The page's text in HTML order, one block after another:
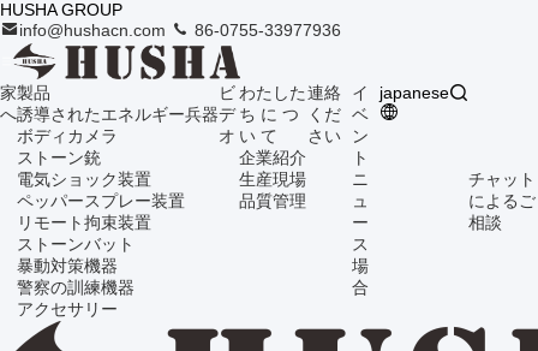
HUSHA GROUP
info@hushacn.com
86-0755-33977936
家
へ
製品
誘導されたエネルギー兵器
ボディカメラ
ストーン銃
電気ショック装置
ペッパースプレー装置
リモート拘束装置
ストーンバット
暴動対策機器
警察の訓練機器
アクセサリー
ビ
デ
オ
わたした
ち に つ
い て
企業紹介
生産現場
品質管理
連絡
くだ
さい
イ
ベ
ン
ト
ニ
ュ
ー
ス
場
合
japanese
チャット
によるご
相談